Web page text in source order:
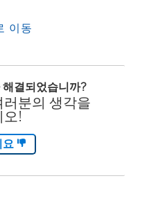
이동
결되었습니까?
분의 생각을
오!